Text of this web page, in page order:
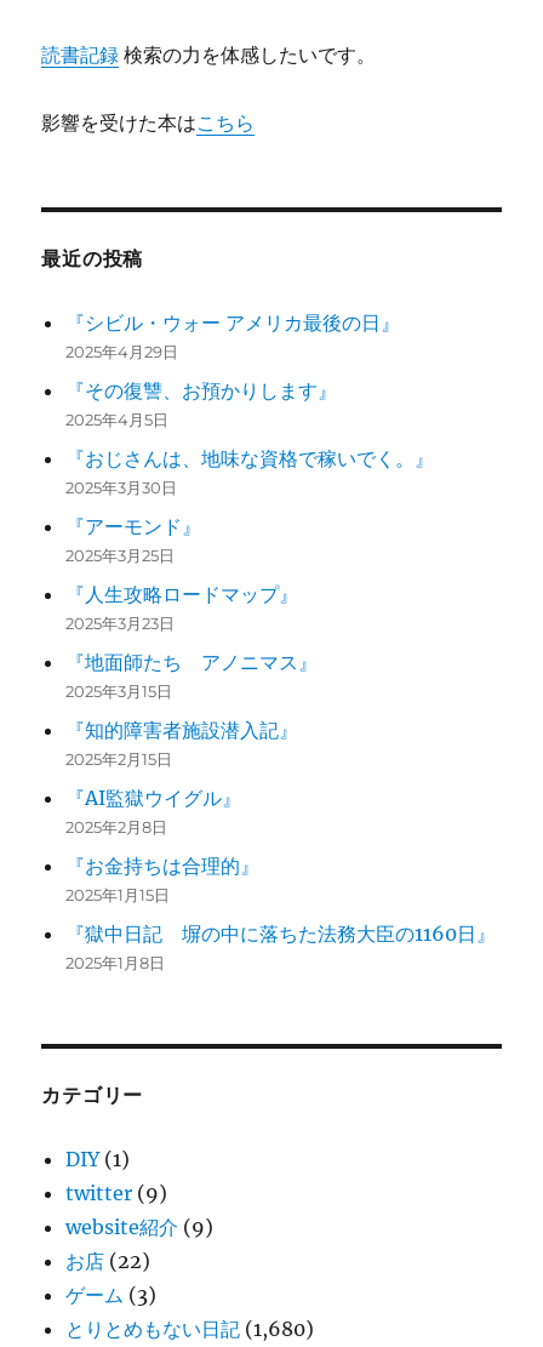
読書記録 検索の力を体感したいです。
影響を受けた本はこちら
最近の投稿
『シビル・ウォー アメリカ最後の日』
2025年4月29日
『その復讐、お預かりします』
2025年4月5日
『おじさんは、地味な資格で稼いでく。』
2025年3月30日
『アーモンド』
2025年3月25日
『人生攻略ロードマップ』
2025年3月23日
『地面師たち アノニマス』
2025年3月15日
『知的障害者施設潜入記』
2025年2月15日
『AI監獄ウイグル』
2025年2月8日
『お金持ちは合理的』
2025年1月15日
『獄中日記 塀の中に落ちた法務大臣の1160日』
2025年1月8日
カテゴリー
DIY(1)
twitter (9)
website紹介 (9)
お店 (22)
ゲーム (3)
とりとめもない日記 (1,680)